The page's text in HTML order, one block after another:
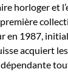
horloger et
en 1987,
acquiert